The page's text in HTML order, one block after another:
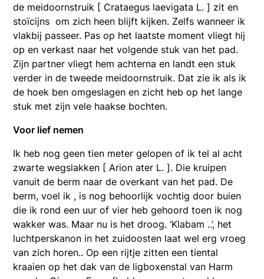
de meidoornstruik [ Crataegus laevigata L. ] zit en
stoïcijns om zich heen blijft kijken. Zelfs wanneer ik
vlakbij passeer. Pas op het laatste moment vliegt hij
op en verkast naar het volgende stuk van het pad.
Zijn partner vliegt hem achterna en landt een stuk
verder in de tweede meidoornstruik. Dat zie ik als ik
de hoek ben omgeslagen en zicht heb op het lange
stuk met zijn vele haakse bochten.
Voor lief nemen
Ik heb nog geen tien meter gelopen of ik tel al acht
zwarte wegslakken [ Arion ater L. ]. Die kruipen
vanuit de berm naar de overkant van het pad. De
berm, voel ik , is nog behoorlijk vochtig door buien
die ik rond een uur of vier heb gehoord toen ik nog
wakker was. Maar nu is het droog. ‘Klabam ..’, het
luchtperskanon in het zuidoosten laat wel erg vroeg
van zich horen.. Op een rijtje zitten een tiental
kraaien op het dak van de ligboxenstal van Harm